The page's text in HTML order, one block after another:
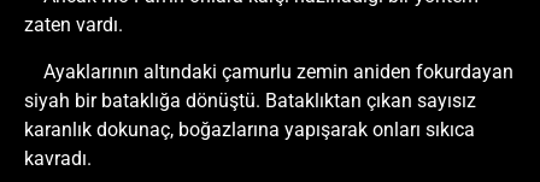
zaten vardı.
Ayaklarının altındaki çamurlu zemin aniden fokurdayan
siyah bir bataklığa dönüştü. Bataklıktan çıkan sayısız
karanlık dokunaç, boğazlarına yapışarak onları sıkıca
kavradı.